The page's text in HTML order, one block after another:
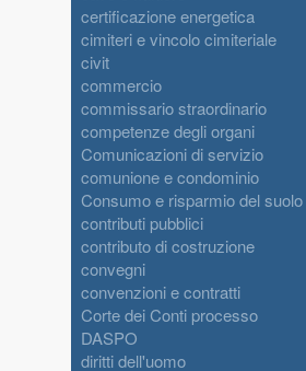
certificazione energetica
cimiteri e vincolo cimiteriale
civit
commercio
commissario straordinario
competenze degli organi
Comunicazioni di servizio
comunione e condominio
Consumo e risparmio del suolo
contributi pubblici
contributo di costruzione
convegni
convenzioni e contratti
Corte dei Conti processo
DASPO
diritti dell'uomo